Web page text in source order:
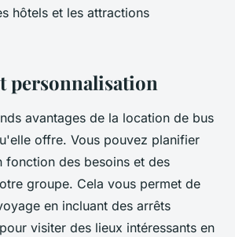
hôtels et les attractions
personnalisation
avantages de la location de bus
offre. Vous pouvez planifier
fonction des besoins et des
groupe. Cela vous permet de
en incluant des arrêts
visiter des lieux intéressants en